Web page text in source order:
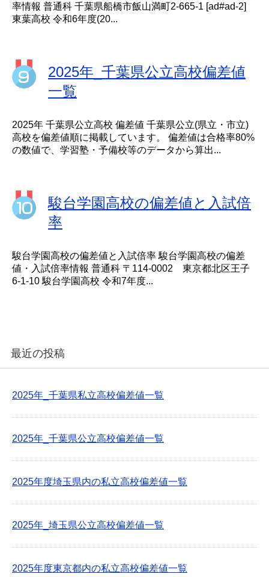
率情報 普通科 千葉県船橋市飯山満町2-665-1 [ad#ad-2]
東葉高校 令和6年度(20...
2025年_千葉県公立高校偏差値
一覧
2025年 千葉県公立高校 偏差値 千葉県公立(県立・市立)
高校を偏差値順に掲載しています。 偏差値は合格率80%
の数値で、学習塾・予備校等のデータから算出...
駿台学園高校の偏差値と入試倍
率
駿台学園高校の偏差値と入試倍率 駿台学園高校の偏差
値・入試倍率情報 普通科 〒114-0002 東京都北区王子
6-1-10 駿台学園高校 令和7年度...
最近の投稿
2025年_千葉県私立高校偏差値一覧
2025年_千葉県公立高校偏差値一覧
2025年度埼玉県内の私立高校偏差値一覧
2025年_埼玉県公立高校偏差値一覧
2025年度東京都内の私立高校偏差値一覧